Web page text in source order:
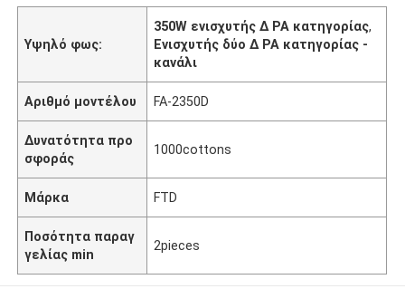
Υψηλό φως:
350W ενισχυτής Δ PA κατηγορίας,
Ενισχυτής δύο Δ PA κατηγορίας -
κανάλι
Αριθμό μοντέλου FA-2350D
Δυνατότητα προ
σφοράς
1000cottons
Μάρκα FTD
Ποσότητα παραγ
γελίας min
2pieces